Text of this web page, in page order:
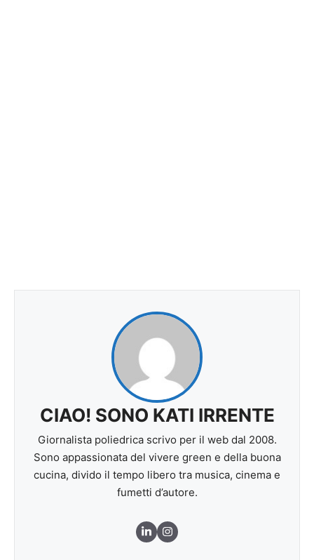
CIAO! SONO KATI IRRENTE
Giornalista poliedrica scrivo per il web dal 2008.
Sono appassionata del vivere green e della buona
cucina, divido il tempo libero tra musica, cinema e
fumetti d’autore.